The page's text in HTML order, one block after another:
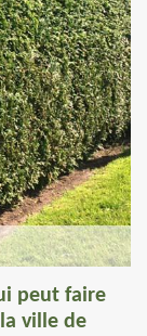
peut faire
ville de